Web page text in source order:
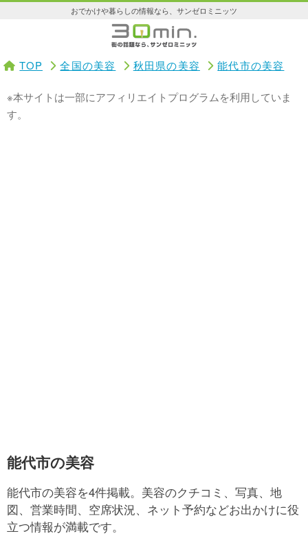
おでかけや暮らしの情報なら、サンゼロミニッツ
TOP 全国の美容 秋田県の美容 能代市の美容
※本サイトは一部にアフィリエイトプログラムを利用していま
す。
能代市の美容
能代市の美容を4件掲載。美容のクチコミ、写真、地
図、営業時間、空席状況、ネット予約などお出かけに役
立つ情報が満載です。